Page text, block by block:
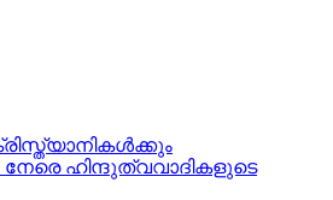
ഹിന്ദുത്വവാദികളുടെ